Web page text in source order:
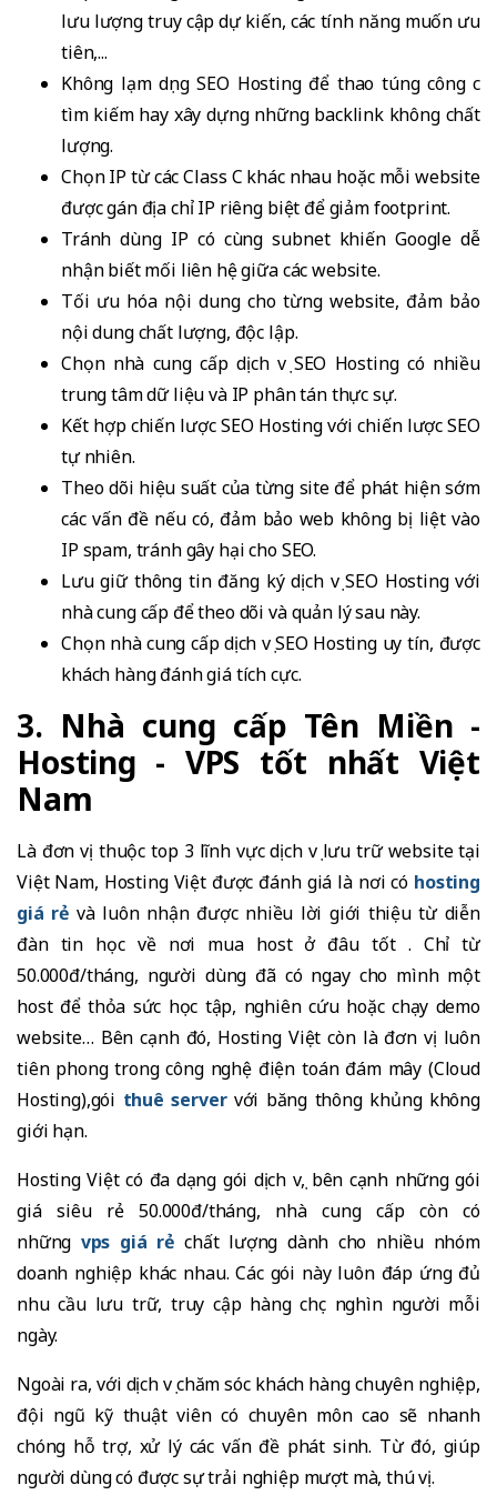
lưu lượng truy cập dự kiến, các tính năng muốn ưu
tiên,...
Không lạm dụng SEO Hosting để thao túng công cụ
tìm kiếm hay xây dựng những backlink không chất
lượng.
Chọn IP từ các Class C khác nhau hoặc mỗi website
được gán địa chỉ IP riêng biệt để giảm footprint.
Tránh dùng IP có cùng subnet khiến Google dễ
nhận biết mối liên hệ giữa các website.
Tối ưu hóa nội dung cho từng website, đảm bảo
nội dung chất lượng, độc lập.
Chọn nhà cung cấp dịch vụ SEO Hosting có nhiều
trung tâm dữ liệu và IP phân tán thực sự.
Kết hợp chiến lược SEO Hosting với chiến lược SEO
tự nhiên.
Theo dõi hiệu suất của từng site để phát hiện sớm
các vấn đề nếu có, đảm bảo web không bị liệt vào
IP spam, tránh gây hại cho SEO.
Lưu giữ thông tin đăng ký dịch vụ SEO Hosting với
nhà cung cấp để theo dõi và quản lý sau này.
Chọn nhà cung cấp dịch vụ SEO Hosting uy tín, được
khách hàng đánh giá tích cực.
3. Nhà cung cấp Tên Miền -
Hosting - VPS tốt nhất Việt
Nam
Là đơn vị thuộc top 3 lĩnh vực dịch vụ lưu trữ website tại
Việt Nam, Hosting Việt được đánh giá là nơi có hosting
giá rẻ và luôn nhận được nhiều lời giới thiệu từ diễn
đàn tin học về nơi mua host ở đâu tốt . Chỉ từ
50.000đ/tháng, người dùng đã có ngay cho mình một
host để thỏa sức học tập, nghiên cứu hoặc chạy demo
website… Bên cạnh đó, Hosting Việt còn là đơn vị luôn
tiên phong trong công nghệ điện toán đám mây (Cloud
Hosting),gói thuê servervới băng thông khủng không
giới hạn.
Hosting Việt có đa dạng gói dịch vụ, bên cạnh những gói
giá siêu rẻ 50.000đ/tháng, nhà cung cấp còn có
những vps giá rẻ chất lượng dành cho nhiều nhóm
doanh nghiệp khác nhau. Các gói này luôn đáp ứng đủ
nhu cầu lưu trữ, truy cập hàng chục nghìn người mỗi
ngày.
Ngoài ra, với dịch vụ chăm sóc khách hàng chuyên nghiệp,
đội ngũ kỹ thuật viên có chuyên môn cao sẽ nhanh
chóng hỗ trợ, xử lý các vấn đề phát sinh. Từ đó, giúp
người dùng có được sự trải nghiệp mượt mà, thú vị.